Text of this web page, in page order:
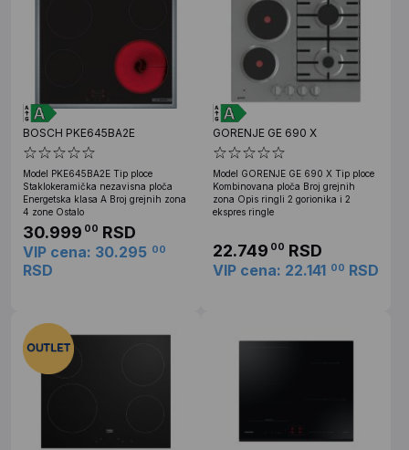
BOSCH PKE645BA2E
Model PKE645BA2E Tip ploce
Staklokeramička nezavisna ploča
Energetska klasa A Broj grejnih zona
4 zone Ostalo
30.999 00 RSD
VIP cena: 30.295 00
RSD
GORENJE GE 690 X
Model GORENJE GE 690 X Tip ploce
Kombinovana ploča Broj grejnih
zona Opis ringli 2 gorionika i 2
ekspres ringle
22.749 00 RSD
VIP cena: 22.141 00 RSD